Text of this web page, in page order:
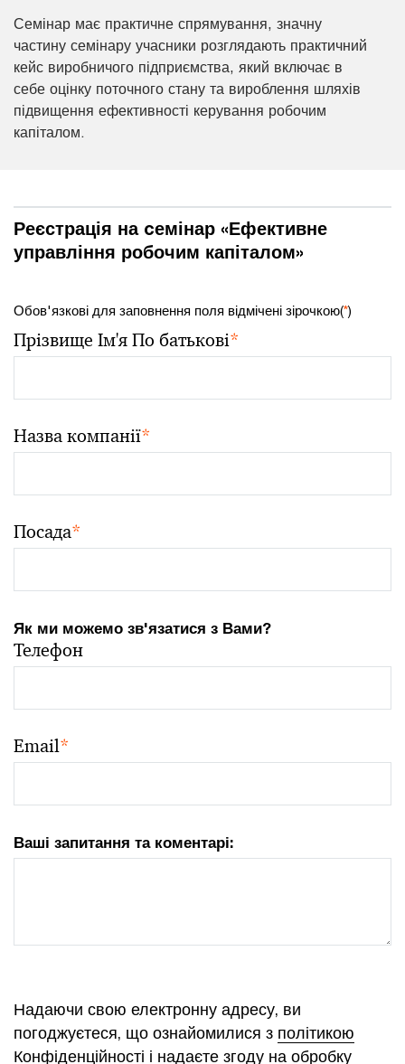
Семінар має практичне спрямування, значну
частину семінару учасники розглядають практичний
кейс виробничого підприємства, який включає в
себе оцінку поточного стану та вироблення шляхів
підвищення ефективності керування робочим
капіталом.
Реєстрація на cемінар «Ефективне
управління робочим капіталом»
Обов'язкові для заповнення поля відмічені зірочкою(*)
Прізвище Ім'я По батькові*
Назва компанії*
Посада*
Як ми можемо зв'язатися з Вами?
Телефон
Email*
Ваші запитання та коментарі:
Надаючи свою електронну адресу, ви
погоджуєтеся, що ознайомилися з політикою
Конфіденційності і надаєте згоду на обробку